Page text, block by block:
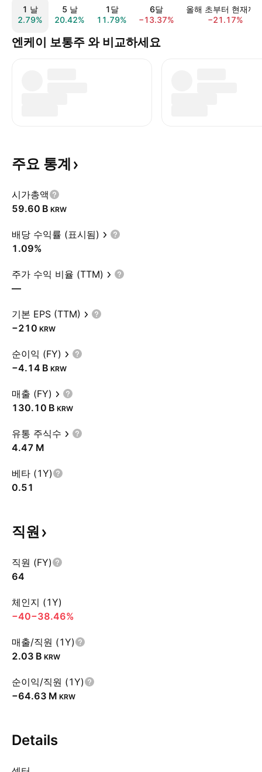
1 날
2.79%
5 날
20.42%
1달
11.79%
6달
−13.37%
올해 초부터 현재까
−21.17%
엔케이 보통주 와 비교하세요
주요 통계
시가총액
‪59.60 B‬ KRW
배당 수익률 (표시됨)
1.09%
주가 수익 비율 (TTM)
—
기본 EPS (TTM)
−210 KRW
순이익 (FY)
‪−4.14 B‬ KRW
매출 (FY)
‪130.10 B‬ KRW
유통 주식수
‪4.47 M‬
베타 (1Y)
0.51
직원
직원 (FY)
64
체인지 (1Y)
−40−38.46%
매출/직원 (1Y)
‪2.03 B‬ KRW
순이익/직원 (1Y)
‪−64.63 M‬ KRW
Details